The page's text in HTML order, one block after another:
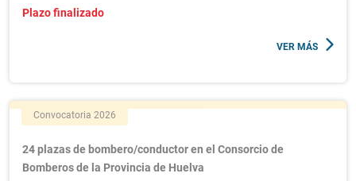
Plazo finalizado
VER MÁS
Convocatoria 2026
24 plazas de bombero/conductor en el Consorcio de
Bomberos de la Provincia de Huelva